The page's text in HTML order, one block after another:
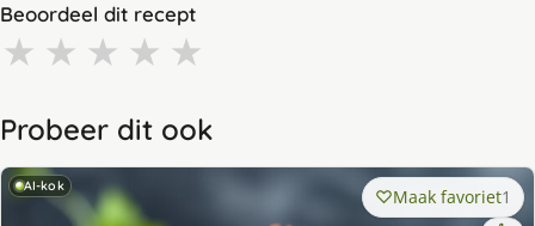
Beoordeel dit recept
★ ★ ★ ★ ★
Probeer dit ook
AI-kok Maak favoriet1